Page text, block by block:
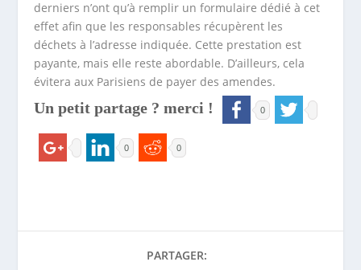
derniers n’ont qu’à remplir un formulaire dédié à cet
effet afin que les responsables récupèrent les
déchets à l’adresse indiquée. Cette prestation est
payante, mais elle reste abordable. D’ailleurs, cela
évitera aux Parisiens de payer des amendes.
Un petit partage ? merci ! 0
0 0
PARTAGER: